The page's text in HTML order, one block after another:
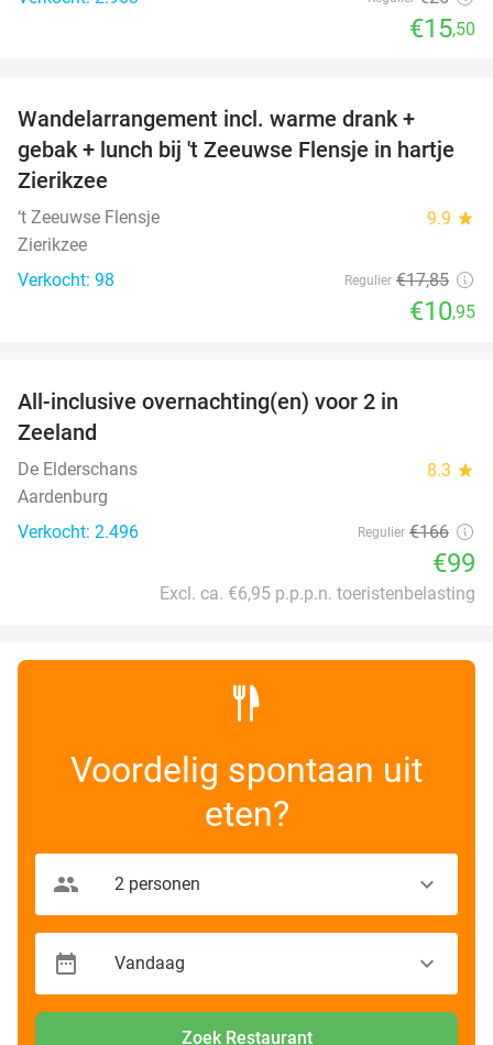
€15,50
Wandelarrangement incl. warme drank +
gebak + lunch bij 't Zeeuwse Flensje in hartje
Zierikzee
‘t Zeeuwse Flensje 9.9 star
Zierikzee
Verkocht: 98
Regulier €17,85
€10,95
All-inclusive overnachting(en) voor 2 in
Zeeland
De Elderschans 8.3 star
Aardenburg
Verkocht: 2.496
Regulier €166
€99
Excl. ca. €6,95 p.p.p.n. toeristenbelasting
Voordelig spontaan uit
eten?
Zoek Restaurant